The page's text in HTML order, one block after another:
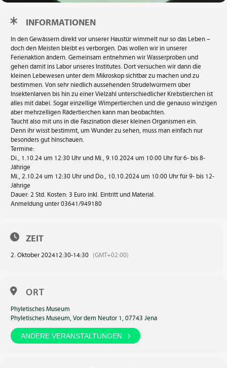
INFORMATIONEN
In den Gewässern direkt vor unserer Haustür wimmelt nur so das Leben –
doch den Meisten bleibt es verborgen. Das wollen wir in unserer
Ferienaktion ändern. Gemeinsam entnehmen wir Wasserproben und
gehen damit ins Labor unseres Institutes. Dort versuchen wir dann die
kleinen Lebewesen unter dem Mikroskop sichtbar zu machen und zu
bestimmen. Von sehr niedlich aussehenden Strudelwürmern über
Insektenlarven bis hin zu einer Vielzahl unterschiedlicher Krebstierchen ist
alles mit dabei. Sogar einzellige Wimpertierchen und die genauso winzigen
aber mehrzelligen Rädertierchen kann man beobachten.
Taucht also mit uns in die Faszination dieser kleinen Organismen ein.
Denn ihr wisst bestimmt, um Wunder zu sehen, muss man einfach nur
besonders gut hinschauen.
Termine:
Di., 1.10.24 um 12:30 Uhr und Mi., 9.10.2024 um 10:00 Uhr für 6- bis 8-
Jährige
Mi., 2.10.24 um 12:30 Uhr und Do., 10.10.2024 um 10:00 Uhr für 9- bis 12-
Jährige
Dauer: 2 Std. Kosten: 3 Euro inkl. Eintritt und Material.
Anmeldung unter 03641/949180
ZEIT
2. Oktober 202412:30-14:30 (GMT+02:00)
ORT
Phyletisches Museum
Phyletisches Museum, Vor dem Neutor 1, 07743 Jena
ANDERE VERANSTALTUNGEN